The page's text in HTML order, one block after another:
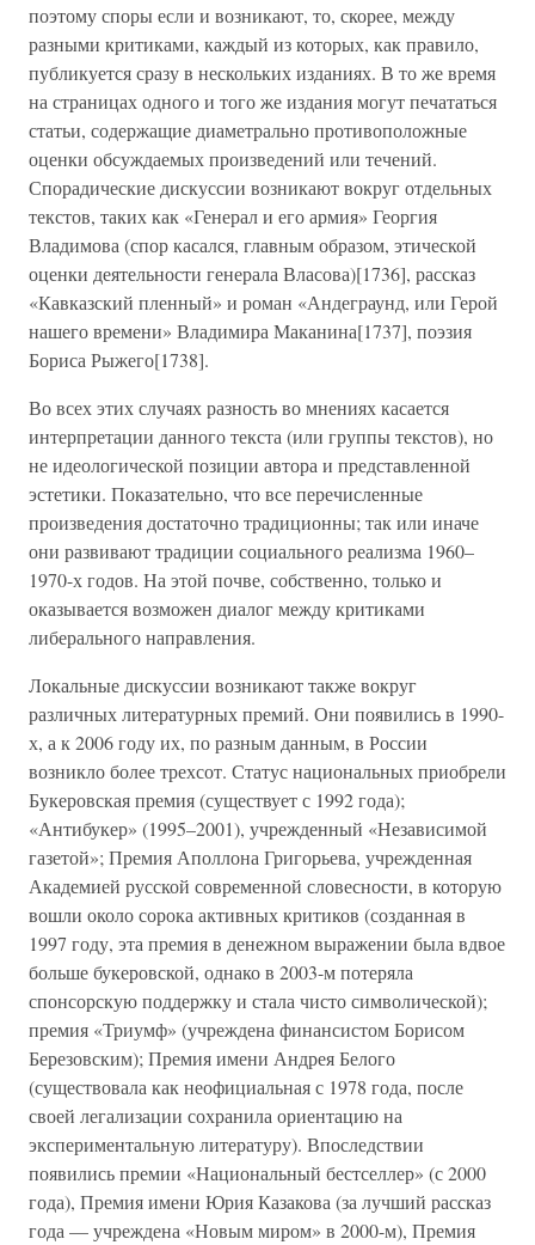
поэтому споры если и возникают, то, скорее, между
разными критиками, каждый из которых, как правило,
публикуется сразу в нескольких изданиях. В то же время
на страницах одного и того же издания могут печататься
статьи, содержащие диаметрально противоположные
оценки обсуждаемых произведений или течений.
Спорадические дискуссии возникают вокруг отдельных
текстов, таких как «Генерал и его армия» Георгия
Владимова (спор касался, главным образом, этической
оценки деятельности генерала Власова)[1736], рассказ
«Кавказский пленный» и роман «Андеграунд, или Герой
нашего времени» Владимира Маканина[1737], поэзия
Бориса Рыжего[1738].
Во всех этих случаях разность во мнениях касается
интерпретации данного текста (или группы текстов), но
не идеологической позиции автора и представленной
эстетики. Показательно, что все перечисленные
произведения достаточно традиционны; так или иначе
они развивают традиции социального реализма 1960–
1970-х годов. На этой почве, собственно, только и
оказывается возможен диалог между критиками
либерального направления.
Локальные дискуссии возникают также вокруг
различных литературных премий. Они появились в 1990-
х, а к 2006 году их, по разным данным, в России
возникло более трехсот. Статус национальных приобрели
Букеровская премия (существует с 1992 года);
«Антибукер» (1995–2001), учрежденный «Независимой
газетой»; Премия Аполлона Григорьева, учрежденная
Академией русской современной словесности, в которую
вошли около сорока активных критиков (созданная в
1997 году, эта премия в денежном выражении была вдвое
больше букеровской, однако в 2003-м потеряла
спонсорскую поддержку и стала чисто символической);
премия «Триумф» (учреждена финансистом Борисом
Березовским); Премия имени Андрея Белого
(существовала как неофициальная с 1978 года, после
своей легализации сохранила ориентацию на
экспериментальную литературу). Впоследствии
появились премии «Национальный бестселлер» (с 2000
года), Премия имени Юрия Казакова (за лучший рассказ
года — учреждена «Новым миром» в 2000-м), Премия